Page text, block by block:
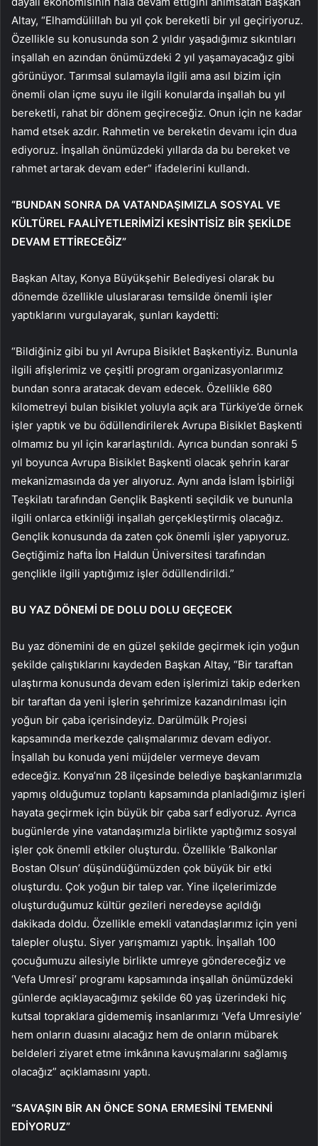
Altay, “Elhamdülillah bu yıl çok bereketli bir yıl geçiriyoruz.
Özellikle su konusunda son 2 yıldır yaşadığımız sıkıntıları
inşallah en azından önümüzdeki 2 yıl yaşamayacağız gibi
görünüyor. Tarımsal sulamayla ilgili ama asıl bizim için
önemli olan içme suyu ile ilgili konularda inşallah bu yıl
bereketli, rahat bir dönem geçireceğiz. Onun için ne kadar
hamd etsek azdır. Rahmetin ve bereketin devamı için dua
ediyoruz. İnşallah önümüzdeki yıllarda da bu bereket ve
rahmet artarak devam eder” ifadelerini kullandı.
“BUNDAN SONRA DA VATANDAŞIMIZLA SOSYAL VE
KÜLTÜREL FAALİYETLERİMİZİ KESİNTİSİZ BİR ŞEKİLDE
DEVAM ETTİRECEĞİZ”
Başkan Altay, Konya Büyükşehir Belediyesi olarak bu
dönemde özellikle uluslararası temsilde önemli işler
yaptıklarını vurgulayarak, şunları kaydetti:
“Bildiğiniz gibi bu yıl Avrupa Bisiklet Başkentiyiz. Bununla
ilgili afişlerimiz ve çeşitli program organizasyonlarımız
bundan sonra aratacak devam edecek. Özellikle 680
kilometreyi bulan bisiklet yoluyla açık ara Türkiye’de örnek
işler yaptık ve bu ödüllendirilerek Avrupa Bisiklet Başkenti
olmamız bu yıl için kararlaştırıldı. Ayrıca bundan sonraki 5
yıl boyunca Avrupa Bisiklet Başkenti olacak şehrin karar
mekanizmasında da yer alıyoruz. Aynı anda İslam İşbirliği
Teşkilatı tarafından Gençlik Başkenti seçildik ve bununla
ilgili onlarca etkinliği inşallah gerçekleştirmiş olacağız.
Gençlik konusunda da zaten çok önemli işler yapıyoruz.
Geçtiğimiz hafta İbn Haldun Üniversitesi tarafından
gençlikle ilgili yaptığımız işler ödüllendirildi.”
BU YAZ DÖNEMİ DE DOLU DOLU GEÇECEK
Bu yaz dönemini de en güzel şekilde geçirmek için yoğun
şekilde çalıştıklarını kaydeden Başkan Altay, “Bir taraftan
ulaştırma konusunda devam eden işlerimizi takip ederken
bir taraftan da yeni işlerin şehrimize kazandırılması için
yoğun bir çaba içerisindeyiz. Darülmülk Projesi
kapsamında merkezde çalışmalarımız devam ediyor.
İnşallah bu konuda yeni müjdeler vermeye devam
edeceğiz. Konya’nın 28 ilçesinde belediye başkanlarımızla
yapmış olduğumuz toplantı kapsamında planladığımız işleri
hayata geçirmek için büyük bir çaba sarf ediyoruz. Ayrıca
bugünlerde yine vatandaşımızla birlikte yaptığımız sosyal
işler çok önemli etkiler oluşturdu. Özellikle ‘Balkonlar
Bostan Olsun’ düşündüğümüzden çok büyük bir etki
oluşturdu. Çok yoğun bir talep var. Yine ilçelerimizde
oluşturduğumuz kültür gezileri neredeyse açıldığı
dakikada doldu. Özellikle emekli vatandaşlarımız için yeni
talepler oluştu. Siyer yarışmamızı yaptık. İnşallah 100
çocuğumuzu ailesiyle birlikte umreye göndereceğiz ve
‘Vefa Umresi’ programı kapsamında inşallah önümüzdeki
günlerde açıklayacağımız şekilde 60 yaş üzerindeki hiç
kutsal topraklara gidememiş insanlarımızı ‘Vefa Umresiyle’
hem onların duasını alacağız hem de onların mübarek
beldeleri ziyaret etme imkânına kavuşmalarını sağlamış
olacağız” açıklamasını yaptı.
“SAVAŞIN BİR AN ÖNCE SONA ERMESİNİ TEMENNİ
EDİYORUZ”